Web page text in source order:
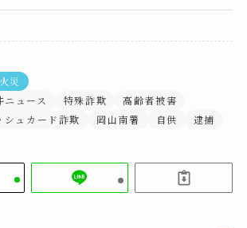
災
ニュース 特殊詐欺
高齢者被害
シュカード詐欺 岡山南署 自供 逮捕